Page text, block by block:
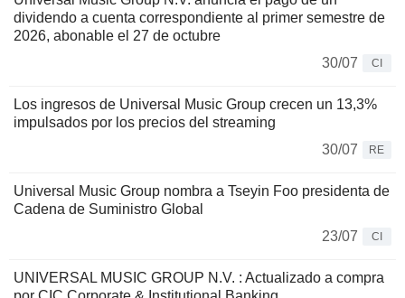
dividendo a cuenta correspondiente al primer semestre de
2026, abonable el 27 de octubre
30/07
CI
Los ingresos de Universal Music Group crecen un 13,3%
impulsados por los precios del streaming
30/07
RE
Universal Music Group nombra a Tseyin Foo presidenta de
Cadena de Suministro Global
23/07
CI
UNIVERSAL MUSIC GROUP N.V. : Actualizado a compra